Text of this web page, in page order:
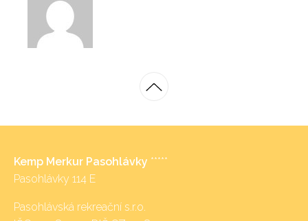
Kemp Merkur Pasohlávky *****
Pasohlávky 114 E
Pasohlávská rekreační s.r.o.